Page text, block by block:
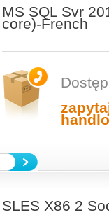
MS SQL Svr
core)-French
SLES X86 2